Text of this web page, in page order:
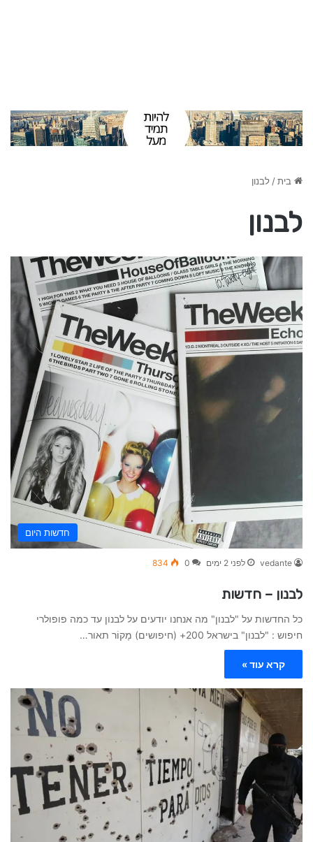
בית/לבנון
לבנון
חדשות היום
vedante לפני 2 ימים 0
834
לבנון – חדשות
כל החדשות על "לבנון" מה אנחנו יודעים על לבנון עד כמה פופולרי
חיפוש : "לבנון" בישראל 200+ (חיפושים) מָקוֹר תאור…
קרא עוד »